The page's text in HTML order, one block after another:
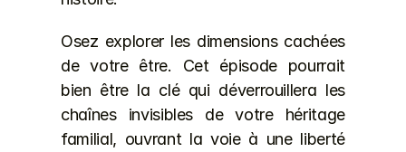
Osez explorer les dimensions cachées
de votre être. Cet épisode pourrait
bien être la clé qui déverrouillera les
chaînes invisibles de votre héritage
familial, ouvrant la voie à une liberté